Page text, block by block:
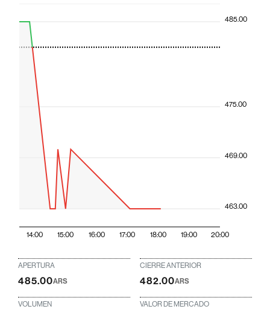
14:00 15:00 16:00 17:00 18:00 19:00 20:00
463.00
469.00
475.00
485.00
APERTURA
485.00ARS
CIERRE ANTERIOR
482.00ARS
VOLUMEN VALOR DE MERCADO